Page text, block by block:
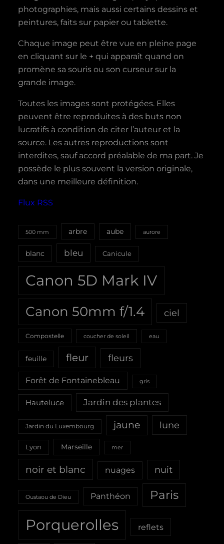
photographies, mais aussi certains dessins et
peintures, faits sur papier ou tablette.
Chaque image peut être vue en pleine page
en cliquant sur le + qui apparaît quand on
promène sa souris ou son curseur sur la
grande image.
Toutes les images sont protégées. Elles
peuvent être reproduites à des buts non
lucratifs à condition de citer l’auteur et la
source. Les autres reproductions sont
interdites, sauf accord préalable de ma part. Je
possède le plus souvent la version originale,
dans une meilleure définition.
Flux RSS
500 mm arbre aube aurore
blanc bleu Canicule
Canon 5D Mark IV
Canon 50mm f/1.4 ciel
Compostelle coucher de soleil eau
feuille fleur fleurs
Forêt de Fontainebleau gris
Hauteluce Jardin des plantes
Jardin du Luxembourg jaune lune
Lyon Marseille mer
noir et blanc nuages nuit
Oustaou de Dieu Panthéon Paris
Porquerolles reflets